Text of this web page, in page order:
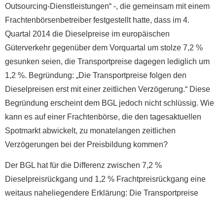
Outsourcing-Dienstleistungen“ -, die gemeinsam mit einem
Frachtenbörsenbetreiber festgestellt hatte, dass im 4.
Quartal 2014 die Dieselpreise im europäischen
Güterverkehr gegenüber dem Vorquartal um stolze 7,2 %
gesunken seien, die Transportpreise dagegen lediglich um
1,2 %. Begründung: „Die Transportpreise folgen den
Dieselpreisen erst mit einer zeitlichen Verzögerung.“ Diese
Begründung erscheint dem BGL jedoch nicht schlüssig. Wie
kann es auf einer Frachtenbörse, die den tagesaktuellen
Spotmarkt abwickelt, zu monatelangen zeitlichen
Verzögerungen bei der Preisbildung kommen?
Der BGL hat für die Differenz zwischen 7,2 %
Dieselpreisrückgang und 1,2 % Frachtpreisrückgang eine
weitaus naheliegendere Erklärung: Die Transportpreise